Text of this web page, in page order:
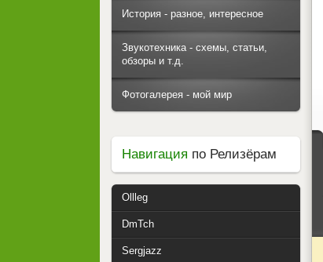
История - разное, интересное
Звукотехника - схемы, статьи,
обзоры и т.д.
Фотогалерея - мой мир
Навигация по Релизёрам
Ollleg
DmTch
Sergjazz